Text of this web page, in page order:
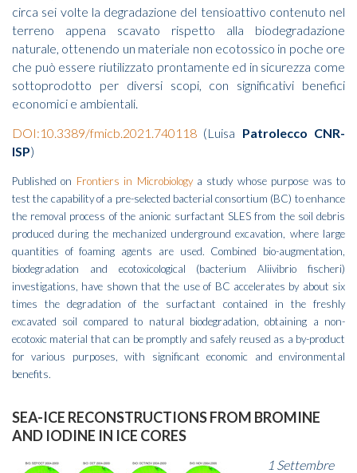
circa sei volte la degradazione del tensioattivo contenuto nel
terreno appena scavato rispetto alla biodegradazione
naturale, ottenendo un materiale non ecotossico in poche ore
che può essere riutilizzato prontamente ed in sicurezza come
sottoprodotto per diversi scopi, con significativi benefici
economici e ambientali.
DOI:10.3389/fmicb.2021.740118 (Luisa Patrolecco CNR-
ISP)
Published on Frontiers in Microbiologya study whose purpose was to
test the capability of a pre-selected bacterial consortium (BC) to enhance
the removal process of the anionic surfactant SLES from the soil debris
produced during the mechanized underground excavation, where large
quantities of foaming agents are used. Combined bio-augmentation,
biodegradation and ecotoxicological (bacterium Aliivibrio fischeri)
investigations, have shown that the use of BC accelerates by about six
times the degradation of the surfactant contained in the freshly
excavated soil compared to natural biodegradation, obtaining a non-
ecotoxic material that can be promptly and safely reused as a by-product
for various purposes, with significant economic and environmental
benefits.
SEA-ICE RECONSTRUCTIONS FROM BROMINE
AND IODINE IN ICE CORES
1 Settembre